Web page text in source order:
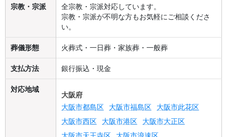
宗教・宗派
全宗教・宗派対応しています。
宗教・宗派が不明な方もお気軽にご相談くださ
い。
葬儀形態 火葬式・一日葬・家族葬・一般葬
支払方法 銀行振込・現金
対応地域
大阪府
大阪市都島区 大阪市福島区 大阪市此花区
大阪市西区 大阪市港区 大阪市大正区